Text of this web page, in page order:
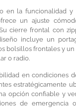
en la funcionalidad y
un ajuste
cierre frontal con
incluye un
bolsillos frontales y
o radio.
en condiciones
estratégicamente
opción confiable y
de emergencia